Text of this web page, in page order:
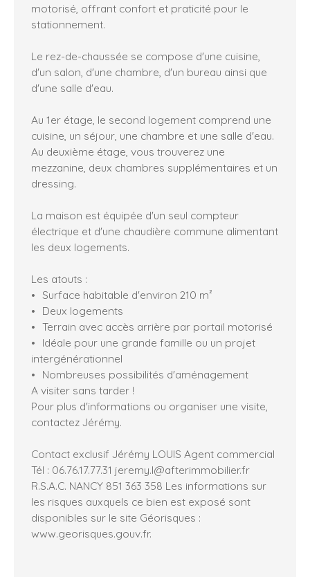
motorisé, offrant confort et praticité pour le
stationnement.
Le rez-de-chaussée se compose d'une cuisine,
d'un salon, d'une chambre, d'un bureau ainsi que
d'une salle d'eau.
Au 1er étage, le second logement comprend une
cuisine, un séjour, une chambre et une salle d'eau.
Au deuxième étage, vous trouverez une
mezzanine, deux chambres supplémentaires et un
dressing.
La maison est équipée d'un seul compteur
électrique et d'une chaudière commune alimentant
les deux logements.
Les atouts :
Surface habitable d'environ 210 m²
Deux logements
Terrain avec accès arrière par portail motorisé
Idéale pour une grande famille ou un projet
intergénérationnel
Nombreuses possibilités d'aménagement
A visiter sans tarder !
Pour plus d'informations ou organiser une visite,
contactez Jérémy.
Contact exclusif Jérémy LOUIS Agent commercial
Tél : 06.76.17.77.31 jeremy.l@afterimmobilier.fr
R.S.A.C. NANCY 851 363 358 Les informations sur
les risques auxquels ce bien est exposé sont
disponibles sur le site Géorisques :
www.georisques.gouv.fr.